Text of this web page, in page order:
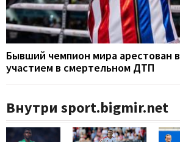
Бывший чемпион мира арестован
участием в смертельном ДТП
Внутри sport.bigmir.net